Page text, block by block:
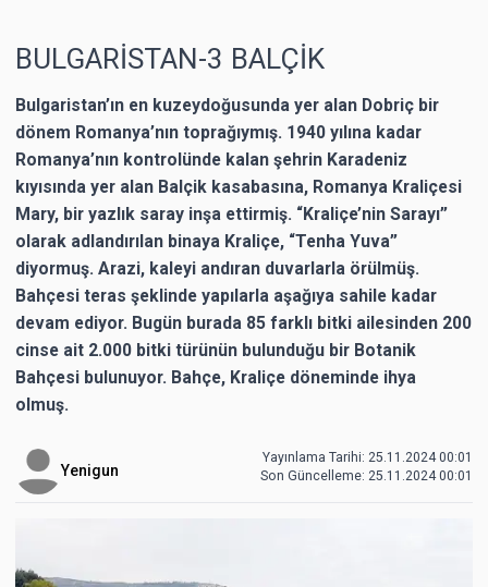
BULGARİSTAN-3 BALÇİK
Bulgaristan’ın en kuzeydoğusunda yer alan Dobriç bir
dönem Romanya’nın toprağıymış. 1940 yılına kadar
Romanya’nın kontrolünde kalan şehrin Karadeniz
kıyısında yer alan Balçik kasabasına, Romanya Kraliçesi
Mary, bir yazlık saray inşa ettirmiş. “Kraliçe’nin Sarayı”
olarak adlandırılan binaya Kraliçe, “Tenha Yuva”
diyormuş. Arazi, kaleyi andıran duvarlarla örülmüş.
Bahçesi teras şeklinde yapılarla aşağıya sahile kadar
devam ediyor. Bugün burada 85 farklı bitki ailesinden 200
cinse ait 2.000 bitki türünün bulunduğu bir Botanik
Bahçesi bulunuyor. Bahçe, Kraliçe döneminde ihya
olmuş.
Yenigun
Yayınlama Tarihi: 25.11.2024 00:01
Son Güncelleme: 25.11.2024 00:01